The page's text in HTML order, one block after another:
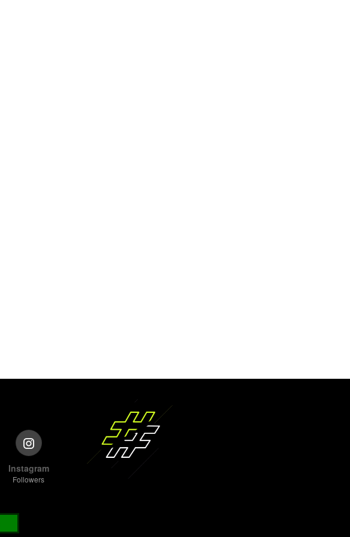
Instagram
Followers